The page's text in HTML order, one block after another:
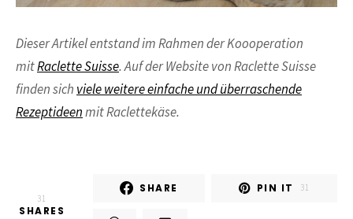
Dieser Artikel entstand im Rahmen der Koooperation
mitRaclette Suisse. Auf der Website von Raclette Suisse
finden sich viele weitere einfache und überraschende
Rezeptideenmit Raclettekäse.
31
SHARES
SHARE PIN IT 31